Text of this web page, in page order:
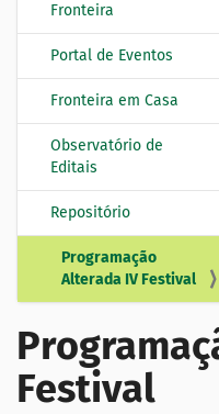
Fronteira
Portal de Eventos
Fronteira em Casa
Observatório de
Editais
Repositório
Programação
Alterada IV Festival
Festival